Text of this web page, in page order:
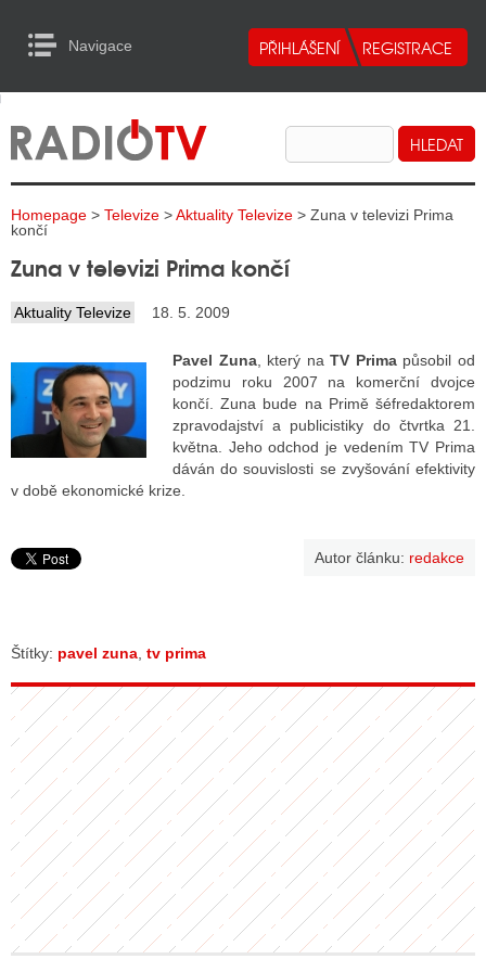
Navigace
RADIA
TELEVIZE
INTERNET
TISK
RÁDIÍ
TELEVIZE
VYSÍLAČE
INTERNET
RÁDIA
STRÁNKY RÁDIÍ
STRÁNKY TV
TISK
to Content
Homepage > Televize >Aktuality Televize > Zuna v televizi Prima
končí
Zuna v televizi Prima končí
Aktuality Televize 18. 5. 2009
Pavel Zuna, který naTV Primapůsobil od
podzimu roku 2007 na komerční dvojce
končí. Zuna bude na Primě šéfredaktorem
zpravodajství a publicistiky do čtvrtka 21.
května. Jeho odchod je vedením TV Prima
dáván do souvislosti se zvyšování efektivity
v době ekonomické krize.
Autor článku: redakce
Štítky: pavel zuna tv prima